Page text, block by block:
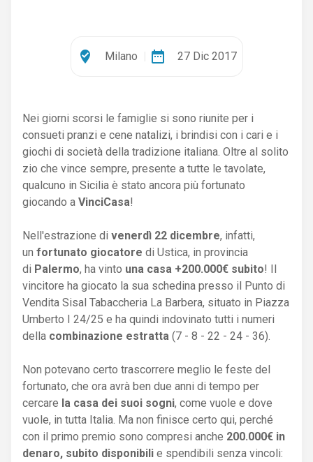
where_to_vote Milano date_range 27 Dic 2017
Nei giorni scorsi le famiglie si sono riunite per i
consueti pranzi e cene natalizi, i brindisi con i cari e i
giochi di società della tradizione italiana. Oltre al solito
zio che vince sempre, presente a tutte le tavolate,
qualcuno in Sicilia è stato ancora più fortunato
giocando a VinciCasa!
Nell'estrazione di venerdì 22 dicembre, infatti,
un fortunato giocatore di Ustica, in provincia
di Palermo, ha vinto una casa +200.000€ subito! Il
vincitore ha giocato la sua schedina presso il Punto di
Vendita Sisal Tabaccheria La Barbera, situato in Piazza
Umberto I 24/25 e ha quindi indovinato tutti i numeri
della combinazione estratta (7 - 8 - 22 - 24 - 36).
Non potevano certo trascorrere meglio le feste del
fortunato, che ora avrà ben due anni di tempo per
cercare la casa dei suoi sogni, come vuole e dove
vuole, in tutta Italia. Ma non finisce certo qui, perché
con il primo premio sono compresi anche 200.000€ in
denaro, subito disponibili e spendibili senza vincoli: